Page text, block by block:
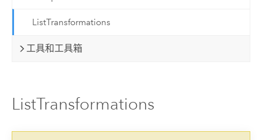
ListTransformations
工具和工具箱
ListTransformations